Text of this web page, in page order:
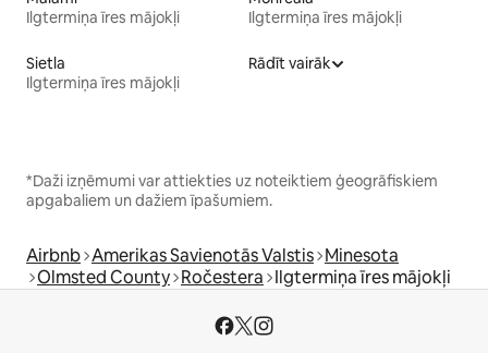
Ilgtermiņa īres mājokļi
Ilgtermiņa īres mājokļi
Sietla
Ilgtermiņa īres mājokļi
Rādīt vairāk
*Daži izņēmumi var attiekties uz noteiktiem ģeogrāfiskiem
apgabaliem un dažiem īpašumiem.
Airbnb Amerikas Savienotās Valstis Minesota
Olmsted County Ročestera Ilgtermiņa īres mājokļi